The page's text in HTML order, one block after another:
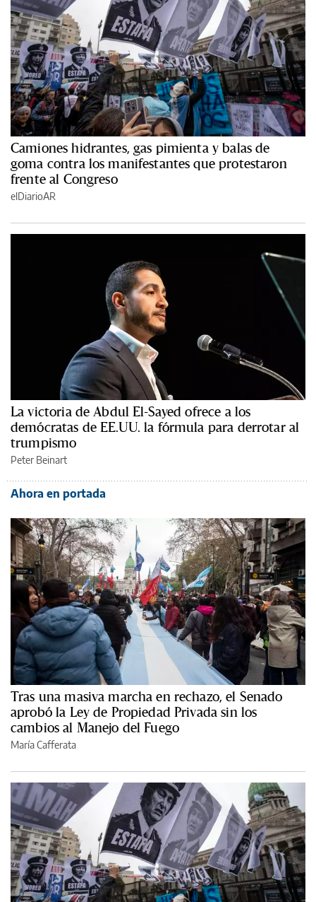
Camiones hidrantes, gas pimienta y balas de
goma contra los manifestantes que protestaron
frente al Congreso
elDiarioAR
La victoria de Abdul El-Sayed ofrece a los
demócratas de EE.UU. la fórmula para derrotar al
trumpismo
Peter Beinart
Ahora en portada
Tras una masiva marcha en rechazo, el Senado
aprobó la Ley de Propiedad Privada sin los
cambios al Manejo del Fuego
María Cafferata